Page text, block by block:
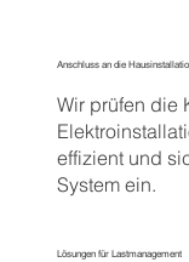
Anschluss an die
Wir prüfen die
effizient und
System ein.
Lösungen für Lastmanagement